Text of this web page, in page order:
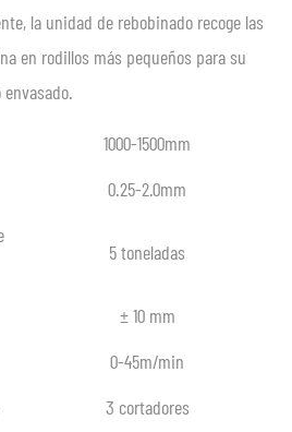
la unidad de rebobinado recoge las
en rodillos más pequeños para su
1000-1500mm
0.25-2.0mm
5 toneladas
± 10 mm
0-45m/min
3 cortadores